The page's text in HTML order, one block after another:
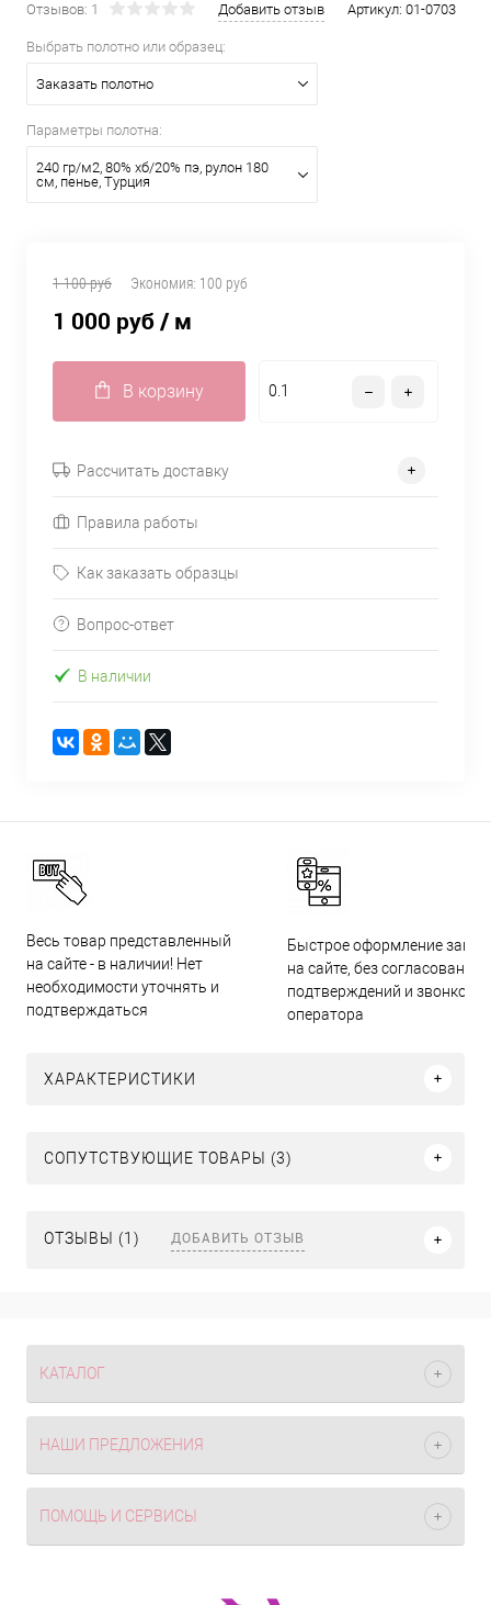
Отзывов: 1 Добавить отзыв Артикул: 01-0703
Выбрать полотно или образец:
Заказать полотно
Параметры полотна:
240 гр/м2, 80% хб/20% пэ, рулон 180
см, пенье, Турция
1 100 руб Экономия: 100 руб
1 000 руб/ м
В корзину
Рассчитать доставку
Правила работы
Как заказать образцы
Вопрос-ответ
В наличии
Весь товар представленный
на сайте - в наличии! Нет
необходимости уточнять и
подтверждаться
Быстрое оформление
на сайте, без согласований,
подтверждений и звонков
оператора
ХАРАКТЕРИСТИКИ
СОПУТСТВУЮЩИЕ ТОВАРЫ (3)
ОТЗЫВЫ (1) ДОБАВИТЬ ОТЗЫВ
КАТАЛОГ
НАШИ ПРЕДЛОЖЕНИЯ
ПОМОЩЬ И СЕРВИСЫ